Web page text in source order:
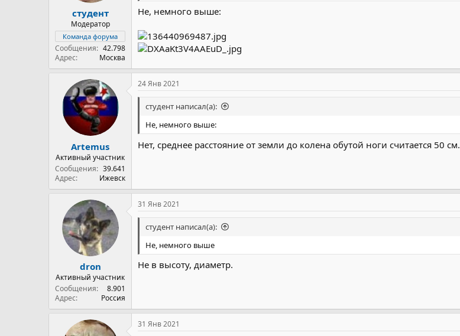
студент
Модератор
Команда форума
Сообщения
42.798
Адрес
Москва
Не, немного выше:
Artemus
Активный участник
Сообщения
39.641
Адрес
Ижевск
24 Янв 2021
студент написал(а):
Не, немного выше:
Нет, среднее расстояние от земли до колена обутой ноги считается 50 см.
dron
Активный участник
Сообщения
8.901
Адрес
Россия
31 Янв 2021
студент написал(а):
Не, немного выше
Не в высоту, диаметр.
31 Янв 2021